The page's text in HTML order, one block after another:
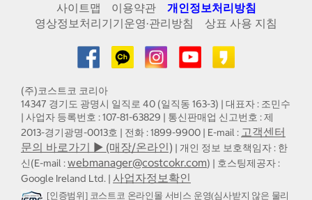
사이트맵 이용약관
개인정보처리방침
영상정보처리기기운영·관리방침
상표 사용 지침
(주)코스트코 코리아
14347 경기도 광명시 일직로 40 (일직동 163-3) | 대표자 : 조민수
| 사업자 등록번호 : 107-81-63829 | 통신판매업 신고번호 : 제
2013-경기광명-0013호 | 전화 : 1899-9900 | E-mail : 고객센터
문의 바로가기 ▶ (매장/온라인) | 개인 정보 보호책임자 : 한
신(E-mail :webmanager@costcokr.com) | 호스팅제공자 :
Google Ireland Ltd. | 사업자정보확인
[인증범위] 코스트코 온라인몰 서비스 운영(심사받지 않은 물리